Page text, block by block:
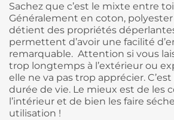
Sachez que c’est le mixte entre
Généralement en coton, polyester
détient des propriétés
permettent d’avoir une facilité
remarquable. Attention si vous
trop longtemps à l’extérieur ou
elle ne va pas trop apprécier.
durée de vie. Le mieux est de les
l’intérieur et de bien les faire
utilisation !